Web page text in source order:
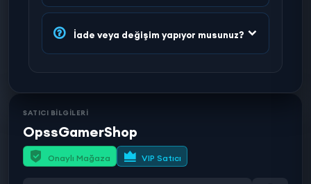
İade veya değişim yapıyor musunuz?
SATICI BİLGİLERİ
OpssGamerShop
Onaylı Mağaza VIP Satıcı